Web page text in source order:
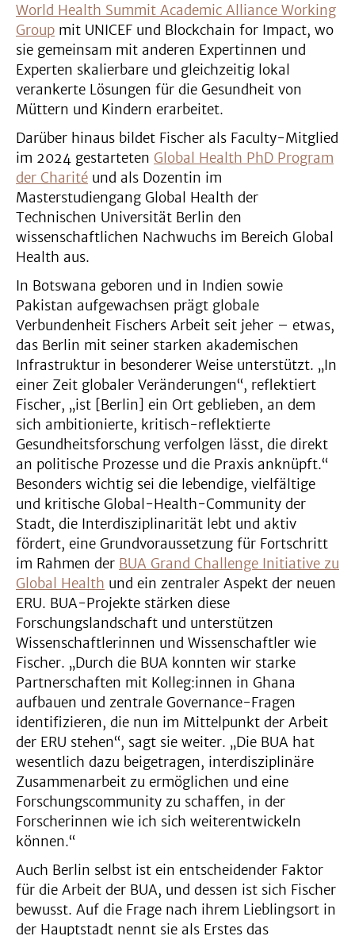
World Health Summit Academic Alliance Working
Group mit UNICEF und Blockchain for Impact, wo
sie gemeinsam mit anderen Expertinnen und
Experten skalierbare und gleichzeitig lokal
verankerte Lösungen für die Gesundheit von
Müttern und Kindern erarbeitet.
Darüber hinaus bildet Fischer als Faculty-Mitglied
im 2024 gestarteten Global Health PhD Program
der Charité und als Dozentin im
Masterstudiengang Global Health der
Technischen Universität Berlin den
wissenschaftlichen Nachwuchs im Bereich Global
Health aus.
In Botswana geboren und in Indien sowie
Pakistan aufgewachsen prägt globale
Verbundenheit Fischers Arbeit seit jeher – etwas,
das Berlin mit seiner starken akademischen
Infrastruktur in besonderer Weise unterstützt. „In
einer Zeit globaler Veränderungen“, reflektiert
Fischer, „ist [Berlin] ein Ort geblieben, an dem
sich ambitionierte, kritisch-reflektierte
Gesundheitsforschung verfolgen lässt, die direkt
an politische Prozesse und die Praxis anknüpft.“
Besonders wichtig sei die lebendige, vielfältige
und kritische Global-Health-Community der
Stadt, die Interdisziplinarität lebt und aktiv
fördert, eine Grundvoraussetzung für Fortschritt
im Rahmen der BUA Grand Challenge Initiative zu
Global Health und ein zentraler Aspekt der neuen
ERU. BUA-Projekte stärken diese
Forschungslandschaft und unterstützen
Wissenschaftlerinnen und Wissenschaftler wie
Fischer. „Durch die BUA konnten wir starke
Partnerschaften mit Kolleg:innen in Ghana
aufbauen und zentrale Governance-Fragen
identifizieren, die nun im Mittelpunkt der Arbeit
der ERU stehen“, sagt sie weiter. „Die BUA hat
wesentlich dazu beigetragen, interdisziplinäre
Zusammenarbeit zu ermöglichen und eine
Forschungscommunity zu schaffen, in der
Forscherinnen wie ich sich weiterentwickeln
können.“
Auch Berlin selbst ist ein entscheidender Faktor
für die Arbeit der BUA, und dessen ist sich Fischer
bewusst. Auf die Frage nach ihrem Lieblingsort in
der Hauptstadt nennt sie als Erstes das